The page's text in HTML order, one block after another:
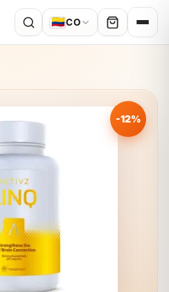
🇨🇴CO
-12%